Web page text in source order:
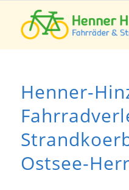
Henner-
Ostsee-